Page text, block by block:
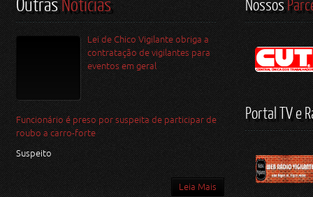
Lei de Chico Vigilante obriga a
contratação de vigilantes para
eventos em geral
Funcionário é preso por suspeita de participar de
roubo a carro-forte
Suspeito
Leia Mais
Nossos
Portal TV e